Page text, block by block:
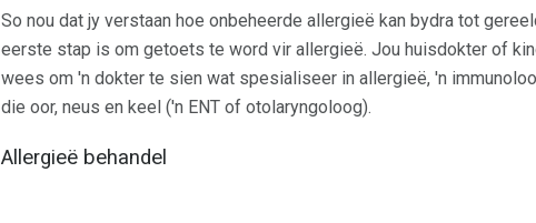
So nou dat jy verstaan ​​hoe onbeheerde allergieë kan bydra tot
eerste stap is om getoets te word vir allergieë. Jou huisdokter of
wees om 'n dokter te sien wat spesialiseer in allergieë, 'n
die oor, neus en keel ('n ENT of otolaryngoloog).
Allergieë behandel